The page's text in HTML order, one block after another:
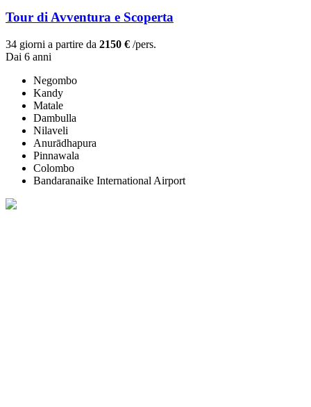
Tour di Avventura e Scoperta
34 giorni a partire da 2150 € /pers.
Dai 6 anni
Negombo
Kandy
Matale
Dambulla
Nilaveli
Anurādhapura
Pinnawala
Colombo
Bandaranaike International Airport